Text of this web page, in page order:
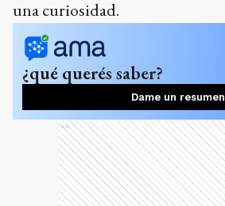
una curiosidad.
¿qué querés saber?
Dame un resumen
Ads